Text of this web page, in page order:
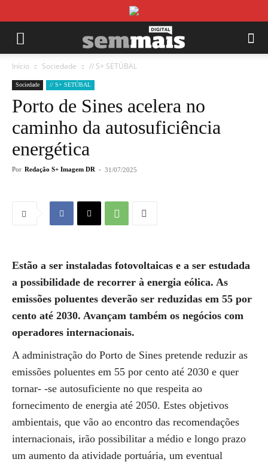
Início Sociedade // S+ SETÚBAL
Sociedade // S+ SETÚBAL
Porto de Sines acelera no
caminho da autosuficiência
energética
Por Redação S+ Imagem DR - 31/07/2025
Estão a ser instaladas fotovoltaicas e a ser estudada
a possibilidade de recorrer à energia eólica. As
emissões poluentes deverão ser reduzidas em 55 por
cento até 2030. Avançam também os negócios com
operadores internacionais.
A administração do Porto de Sines pretende reduzir as
emissões poluentes em 55 por cento até 2030 e quer
tornar- -se autosuficiente no que respeita ao
fornecimento de energia até 2050. Estes objetivos
ambientais, que vão ao encontro das recomendações
internacionais, irão possibilitar a médio e longo prazo
um aumento da atividade portuária, um eventual